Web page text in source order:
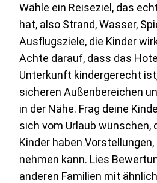
Wähle ein Reiseziel, das
hat, also Strand, Wasser,
Ausflugsziele, die Kinder
Achte darauf, dass das
Unterkunft kindergerecht
sicheren Außenbereichen
in der Nähe. Frag deine
sich vom Urlaub wünschen,
Kinder haben
nehmen kann. Lies
anderen Familien mit